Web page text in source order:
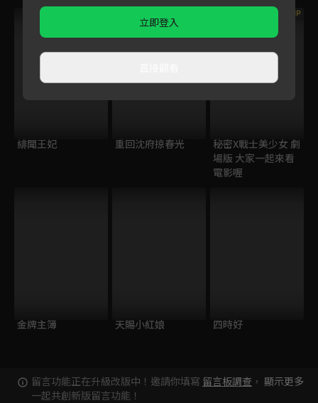
緋聞王妃 重回沈府掠春光
VIP
秘密X戰士美少女 劇
場版 大家一起來看
電影喔
金牌主簿 天賜小紅娘 四時好
留言功能正在升級改版中！邀請你填寫 留言板調查 ，
一起共創新版留言功能！
顯示更多
立即登入